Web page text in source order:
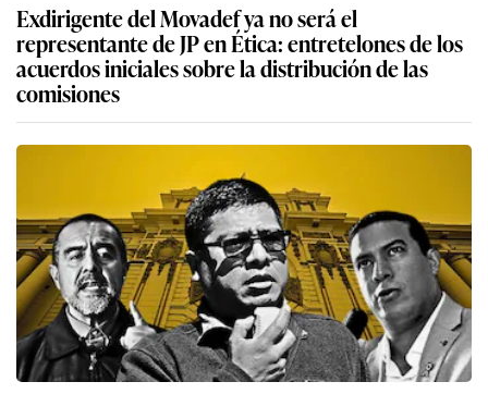
Exdirigente del Movadef ya no será el
representante de JP en Ética: entretelones de los
acuerdos iniciales sobre la distribución de las
comisiones